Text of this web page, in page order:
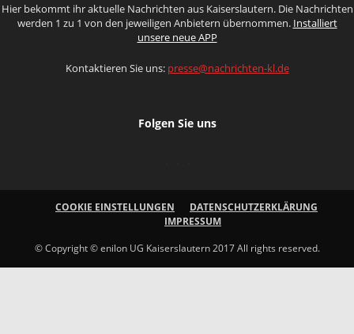
Hier bekommt ihr aktuelle Nachrichten aus Kaiserslautern. Die Nachrichten
werden 1 zu 1 von den jeweiligen Anbietern übernommen. Installiert
unsere neue APP
Kontaktieren Sie uns: presse@nachrichten-kl.de
Folgen Sie uns
COOKIE EINSTELLUNGEN
DATENSCHUTZERKLÄRUNG
IMPRESSUM
© Copyright © enilon UG Kaiserslautern 2017 All rights reserved.